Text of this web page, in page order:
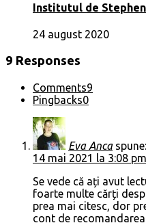
Institutul de
24 august 2020
9 Responses
Comments9
Pingbacks0
Eva Anca spune:
14 mai 2021 la 3:08 pm
Se vede că ați avut
foarte multe cărți
prea mai citesc, dor
cont de